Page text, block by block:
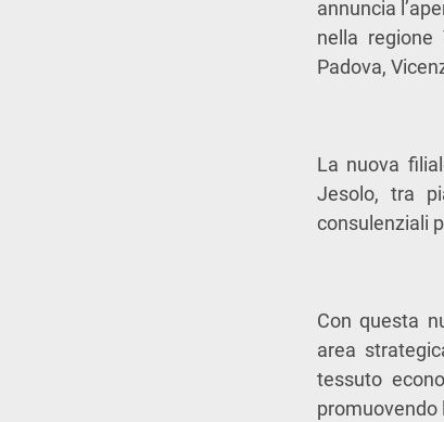
annuncia
nella
Padova,
La nuova
Jesolo, tra
consulenziali
Con questa
area
tessuto
promuovendo